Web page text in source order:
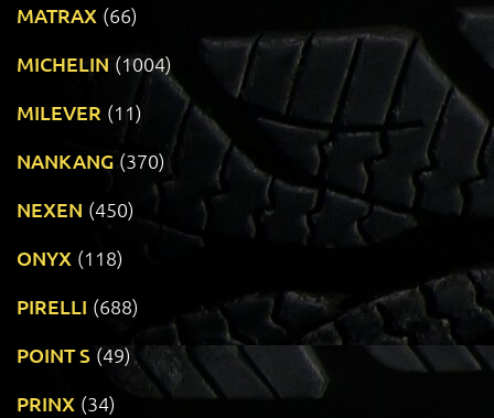
MATRAX (66)
MICHELIN (1004)
MILEVER (11)
NANKANG (370)
NEXEN (450)
ONYX (118)
PIRELLI (688)
POINT S (49)
PRINX (34)